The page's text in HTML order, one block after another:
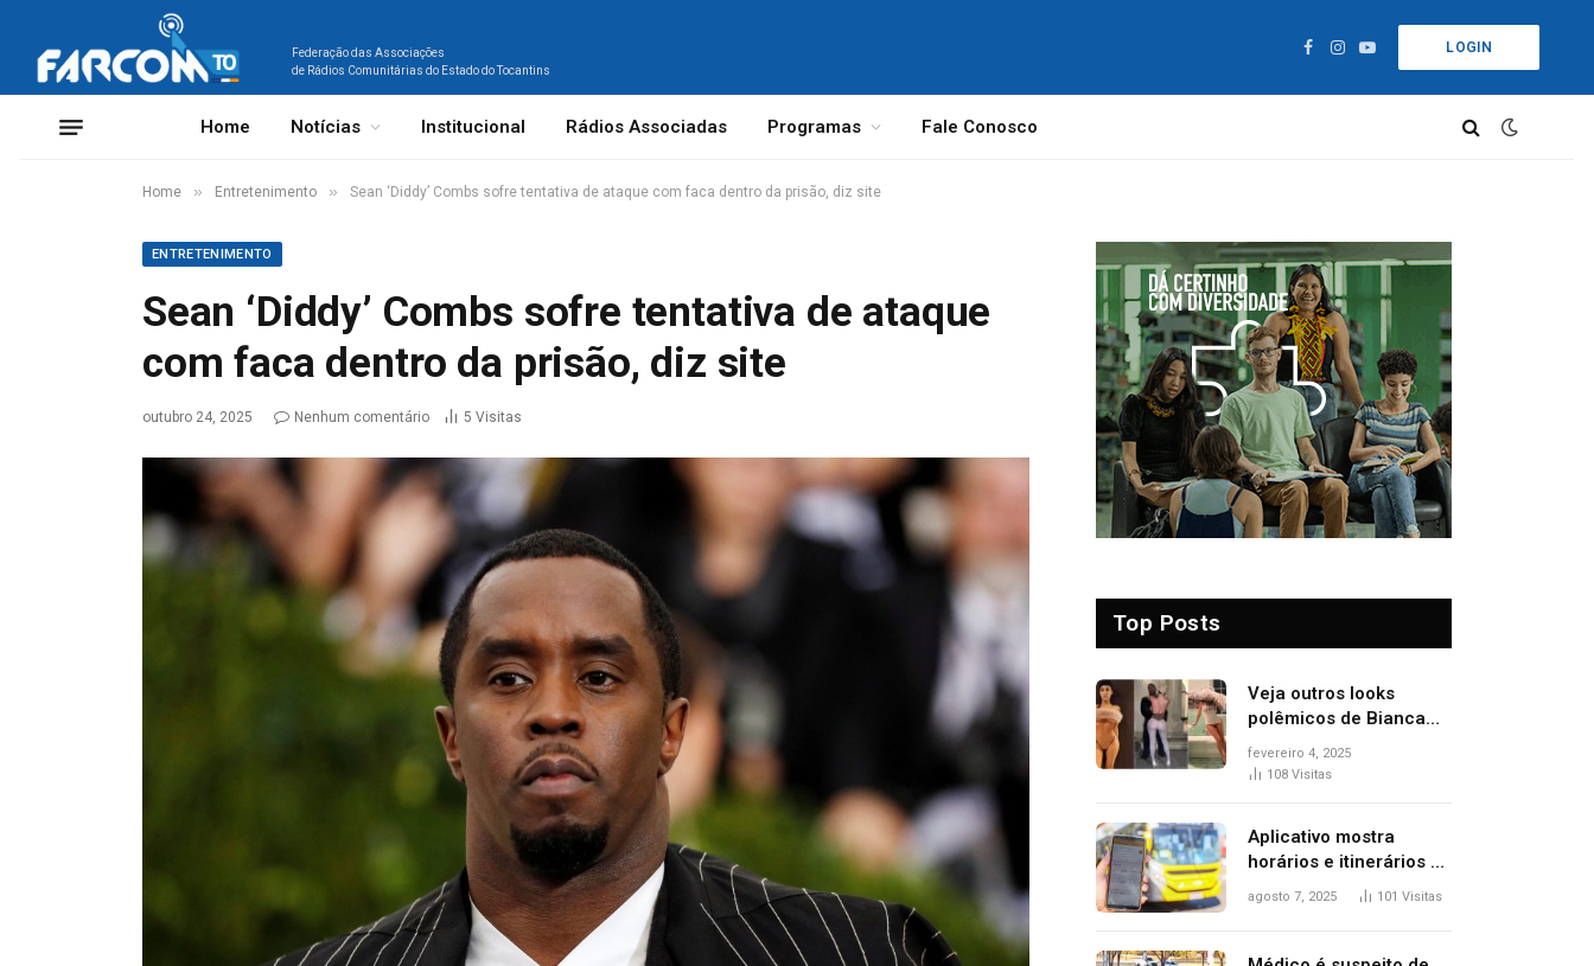
Federação das Associações
de Rádios Comunitárias do Estado do Tocantins
Facebook
Instagram
YouTube
LOGIN
Home Notícias Institucional Rádios Associadas Programas Fale Conosco
Home » Entretenimento » Sean ‘Diddy’ Combs sofre tentativa de ataque com faca dentro da prisão, diz site
ENTRETENIMENTO
Sean ‘Diddy’ Combs sofre tentativa de ataque
com faca dentro da prisão, diz site
outubro 24, 2025 Nenhum comentário 5 Visitas
Top Posts
Veja outros looks
polêmicos de Bianca
Censori, esposa de
Kanye West que
fevereiro 4, 2025
108 Visitas
Aplicativo mostra
horários e itinerários de
ônibus a usuários do
agosto 7, 2025 101 Visitas